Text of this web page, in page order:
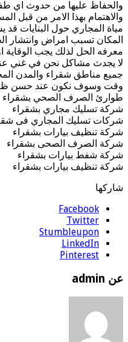
والحفاظ عليها من حدوث اي
والاهتمام بهذا الامر من قبل
مياة المجاري حول البنايات
المكان تسبب امراض وانتشار
معرفه الحل لذلك يجب الوقاية
لا يجدث مشاكل نحن في غني
جميع مناطق شقراء والمدن
وقت وسوف نكون عند حسن
طوارئ الصرف الصحي بشقراء
شركة تسليك مجاري بشقراء
شركات تسليك المجاري فى
شركة تنظيف بيارات بشقراء
شركة الصرف الصحى بشقراء
شركة شفط بيارات بشقراء
شركة تنظيف بيارات بشقراء
شاركها
Facebook
Twitter
Stumbleupon
LinkedIn
Pinterest
عن admin